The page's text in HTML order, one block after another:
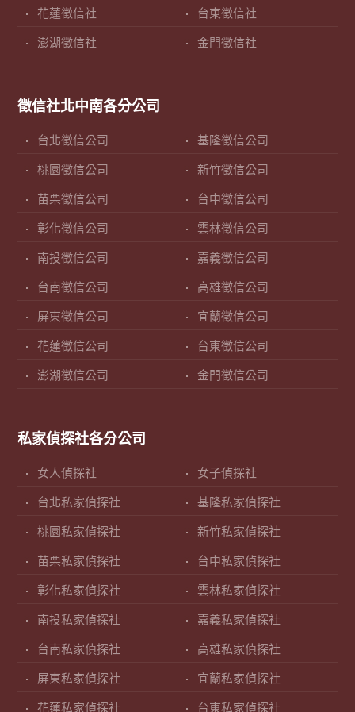
花蓮徵信社 台東徵信社
澎湖徵信社 金門徵信社
徵信社北中南各分公司
台北徵信公司 基隆徵信公司
桃園徵信公司 新竹徵信公司
苗栗徵信公司 台中徵信公司
彰化徵信公司 雲林徵信公司
南投徵信公司 嘉義徵信公司
台南徵信公司 高雄徵信公司
屏東徵信公司 宜蘭徵信公司
花蓮徵信公司 台東徵信公司
澎湖徵信公司 金門徵信公司
私家偵探社各分公司
女人偵探社 女子偵探社
台北私家偵探社 基隆私家偵探社
桃園私家偵探社 新竹私家偵探社
苗栗私家偵探社 台中私家偵探社
彰化私家偵探社 雲林私家偵探社
南投私家偵探社 嘉義私家偵探社
台南私家偵探社 高雄私家偵探社
屏東私家偵探社 宜蘭私家偵探社
花蓮私家偵探社 台東私家偵探社